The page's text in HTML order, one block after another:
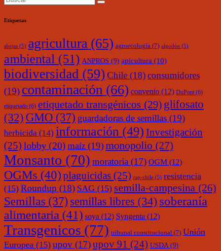
Etiquetas
abejas (5) agricultura (65) agroecología (7) algodón (5)
ambiental (51) ANPROS (9) apicultura (10)
biodiversidad (59) Chile (18)consumidores
(19) contaminación (66) convenio (12) DuPont (6)
etiquetado (6) etiquetado transgénicos (29) glifosato
(32) GMO (37) guardadoras de semillas (19)
herbicida (14) información (49) Investigación
(25) lobby (20) maíz (19)monopolio (27)
Monsanto (70) moratoria (17) OGM (12)
OGMs (40)plaguicidas (25) rap-chile (5) resistencia
(15) Roundup (18) SAG (15) semilla-campesina (26)
Semillas (37) semillas libres (34) soberanía
alimentaria (41) soya (12) Syngenta (12)
Transgenicos (77) tribunal constitucional (7) Unión
Europea (15) upov (17)upov 91 (24) USDA (9)